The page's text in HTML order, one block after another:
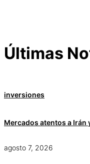
Últimas
inversiones
Mercados atentos a Irán
agosto 7, 2026